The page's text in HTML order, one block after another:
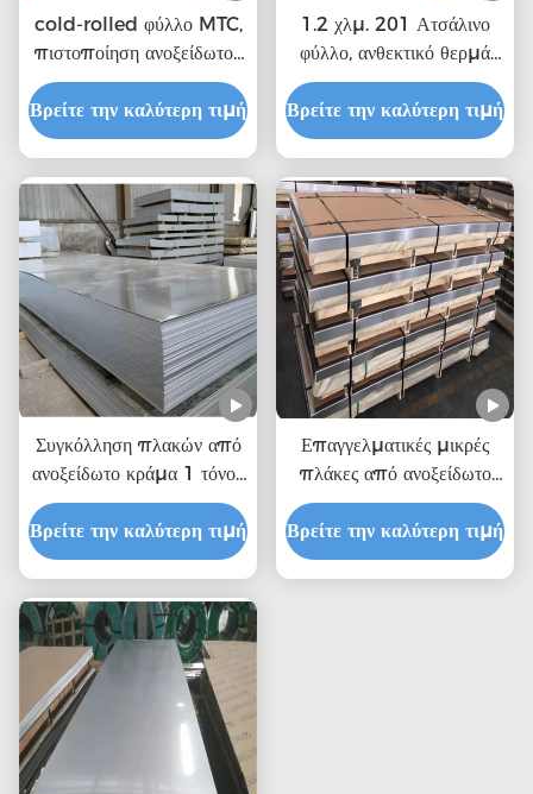
cold-rolled φύλλο MTC,
πιστοποίηση ανοξείδωτου
0.36mm πάχος του ISO
Βρείτε την καλύτερη τιμή
1.2 χλμ. 201 Ατσάλινο
φύλλο, ανθεκτικό θερμά
ελατημένο
Βρείτε την καλύτερη τιμή
Συγκόλληση πλακών από
ανοξείδωτο κράμα 1 τόνου
1000mm - 6000mm
0,3mm
Βρείτε την καλύτερη τιμή
Επαγγελματικές μικρές
πλάκες από ανοξείδωτο
χάλυβα με κάλυψη 2mm
παχιά πλάκα από
ανοξείδωτο χάλυβα
Βρείτε την καλύτερη τιμή